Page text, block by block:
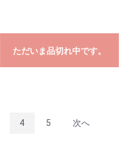
ただいま品切れ中です。
4 5 次へ